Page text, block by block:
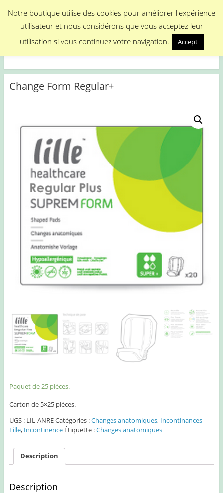
Menu
Medical Promotion
Change Form Regular+
Paquet de 25 pièces.
Carton de 5×25 pièces.
UGS : LIL-ANRECatégories :Changes anatomiques, Incontinances
Lille, Incontinence Étiquette :Changes anatomiques
Description
Description
Notre boutique utilise des cookies pour améliorer l'expérience
utilisateur et nous considérons que vous acceptez leur
utilisation si vous continuez votre navigation.
Accept